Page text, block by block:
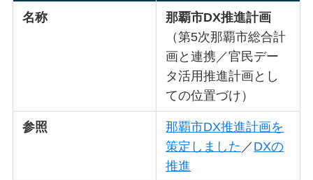
名称
那覇市DX推進計画
（第5次那覇市総合計
画と連携／官民デー
タ活用推進計画とし
ての位置づけ）
参照
那覇市DX推進計画を
策定しました ／ DXの
推進